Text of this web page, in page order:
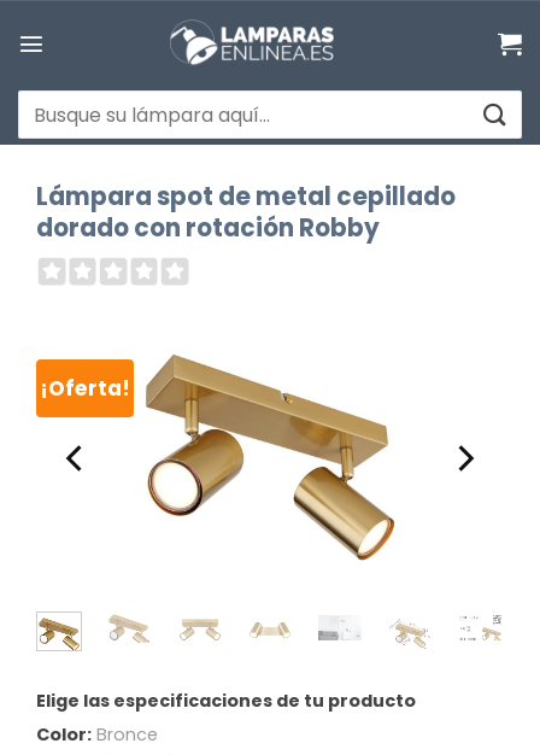
Buscar
por:
Lámpara spot de metal cepillado
dorado con rotación Robby
¡Oferta!
Elige las especificaciones de tu producto
Color: Bronce